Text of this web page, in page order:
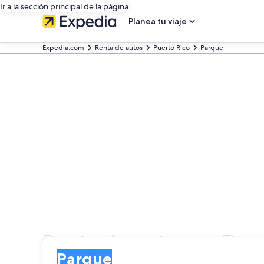
Ir a la sección principal de la página
Planea tu viaje
Expedia.com Renta de autos Puerto Rico Parque
Renta de autos en
Parque